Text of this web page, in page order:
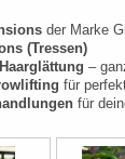
der Marke
(Tressen)
–
für
für